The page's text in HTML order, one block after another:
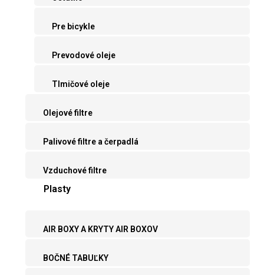
Pre bicykle
Prevodové oleje
Tlmičové oleje
Olejové filtre
Palivové filtre a čerpadlá
Vzduchové filtre
Plasty
AIR BOXY A KRYTY AIR BOXOV
BOČNÉ TABUĽKY